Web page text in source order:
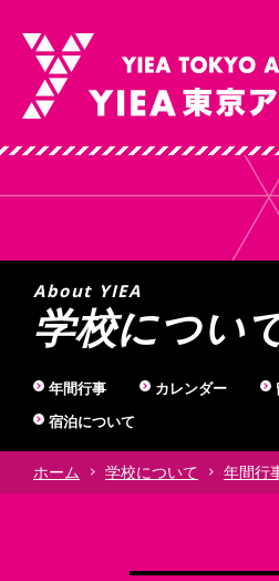
Why Choose Us
当校の特色
当校の特色
About YIEA
学校につい
学校について
Courses
コース
コース
About YIEA
学校につい
年間行事 カレンダー
宿泊について
ホーム 学校について 年間行